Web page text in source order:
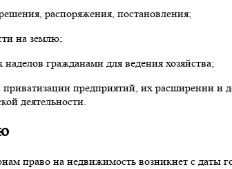
распоряжения, постановления;
на землю;
гражданами для ведения хозяйства;
предприятий, их расширении и
деятельности.
право на недвижимость возникнет с даты